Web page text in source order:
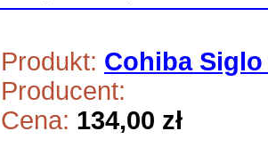
Produkt: Cohiba Siglo
Producent:
Cena: 134,00 zł